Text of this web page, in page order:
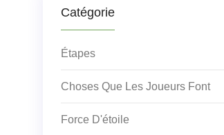
Catégorie
Étapes
Choses Que Les Joueurs Font
Force D'étoile